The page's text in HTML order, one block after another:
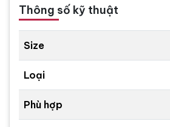
Thông số kỹ thuật
Size
Loại
Phù hợp